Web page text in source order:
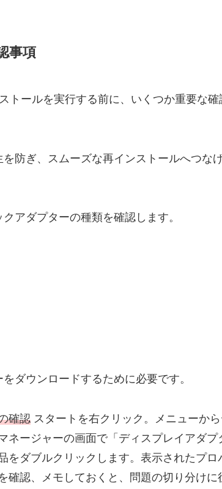
事項
トールを実行する前に、いくつか重要な
防ぎ、スムーズな再インストールへつな
アダプターの種類を確認します。
ダウンロードするために必要です。
確認スタートを右クリック。メニューか
ネージャーの画面で「ディスプレイアダプ
をダブルクリックします。表示されたプロ
確認、メモしておくと、問題の切り分けに